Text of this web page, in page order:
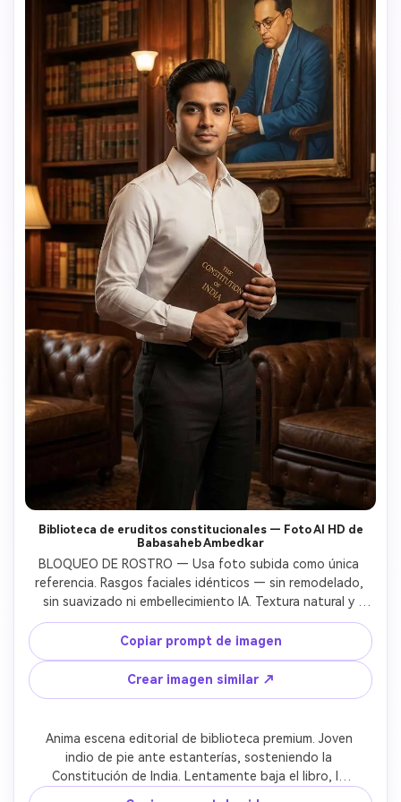
textura plástica, marca de agua.RELACIÓN DE ASPECTO:
vertical 9:16
Biblioteca de eruditos constitucionales — Foto AI HD de
Babasaheb Ambedkar
BLOQUEO DE ROSTRO — Usa foto subida como única
referencia. Rasgos faciales idénticos — sin remodelado,
sin suavizado ni embellecimiento IA. Textura natural y
proporciones preservadas.SCENA: Retrato editorial
premium ultra-realista en gran biblioteca clásica con
paneles de madera oscura. Estanterías de piso a techo
con volúmenes de leyes. Luz cálida de lámpara de araña
ámbar. Sillones Chesterfield de cuero clásico. El joven indio
pantalones oscuros y zapatos negros pulidos. Sostiene
el libro de la Constitución de India al nivel del pecho,
mirando a la cámara con dignidad intelectual tranquila.
Detrás en la pared, gran retrato imponente al óleo de Dr.
Copiar prompt de imagen
Crear imagen similar ↗
Anima escena editorial de biblioteca premium. Joven
indio de pie ante estanterías, sosteniendo la
Constitución de India. Lentamente baja el libro, lo